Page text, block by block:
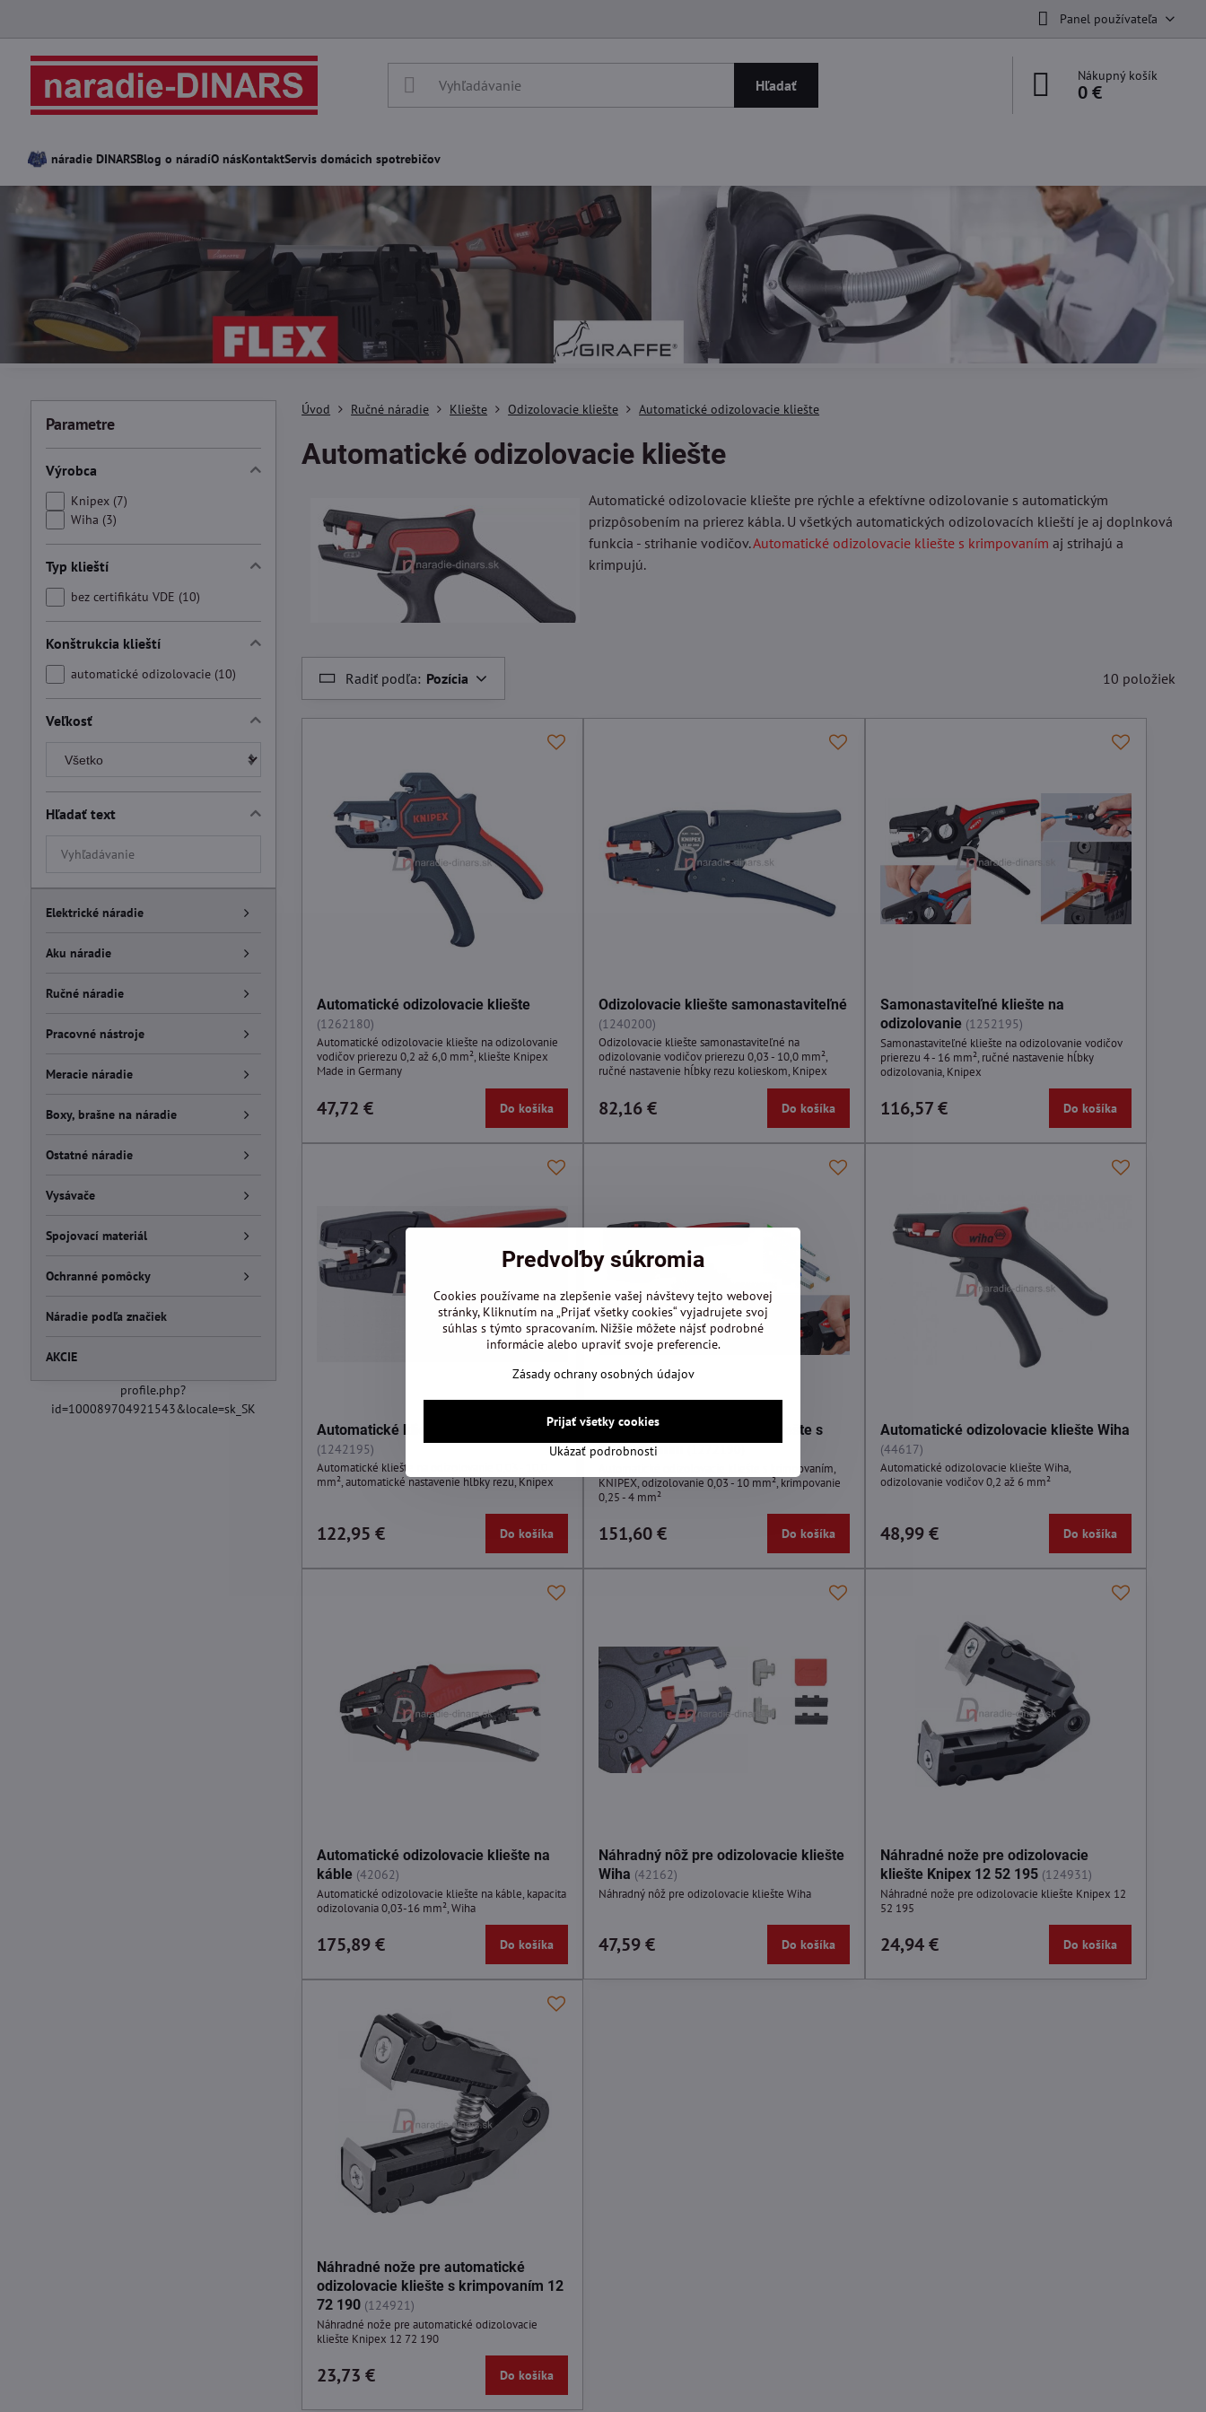
Panel používateľa
Hľadať
Nákupný košík
0 €
náradie DINARSBlog o náradíO násKontaktServis domácich spotrebičov
Úvod Ručné náradie Kliešte Odizolovacie kliešte Automatické odizolovacie kliešte
Automatické odizolovacie kliešte
Automatické odizolovacie kliešte pre rýchle a efektívne odizolovanie s automatickým
prizpôsobením na prierez kábla. U všetkých automatických odizolovacích klieští je aj doplnková
funkcia - strihanie vodičov.Automatické odizolovacie kliešte s krimpovaním aj strihajú a
krimpujú.
Radiť podľa: Pozícia 10 položiek
Automatické odizolovacie kliešte
(1262180)
Automatické odizolovacie kliešte na odizolovanie
vodičov prierezu 0,2 až 6,0 mm², kliešte Knipex
Made in Germany
47,72 € Do košíka
Odizolovacie kliešte samonastaviteľné
(1240200)
Odizolovacie kliešte samonastaviteľné na
odizolovanie vodičov prierezu 0,03 - 10,0 mm²,
ručné nastavenie hĺbky rezu kolieskom, Knipex
82,16 € Do košíka
Samonastaviteľné kliešte na
odizolovanie (1252195)
Samonastaviteľné kliešte na odizolovanie vodičov
prierezu 4 - 16 mm², ručné nastavenie hĺbky
odizolovania, Knipex
116,57 € Do košíka
Automatické kliešte na odizolovanie
(1242195)
Automatické kliešte na odizolovanie 0,03 - 10,0
mm², automatické nastavenie hĺbky rezu, Knipex
122,95 € Do košíka
Automatické odizolovacie kliešte s
krimpovaním
Automatické odizolovacie kliešte s krimpovaním,
KNIPEX, odizolovanie 0,03 - 10 mm², krimpovanie
0,25 - 4 mm²
151,60 € Do košíka
Automatické odizolovacie kliešte Wiha
(44617)
Automatické odizolovacie kliešte Wiha,
odizolovanie vodičov 0,2 až 6 mm²
48,99 € Do košíka
Automatické odizolovacie kliešte na
káble (42062)
Automatické odizolovacie kliešte na káble, kapacita
odizolovania 0,03-16 mm², Wiha
175,89 € Do košíka
Náhradný nôž pre odizolovacie kliešte
Wiha (42162)
Náhradný nôž pre odizolovacie kliešte Wiha
47,59 € Do košíka
Náhradné nože pre odizolovacie
kliešte Knipex 12 52 195 (124931)
Náhradné nože pre odizolovacie kliešte Knipex 12
52 195
24,94 € Do košíka
Náhradné nože pre automatické
odizolovacie kliešte s krimpovaním 12
72 190 (124921)
Náhradné nože pre automatické odizolovacie
kliešte Knipex 12 72 190
23,73 € Do košíka
Parametre
Výrobca
Knipex (7)
Wiha (3)
Typ klieští
bez certifikátu VDE (10)
Konštrukcia klieští
automatické odizolovacie (10)
Veľkosť
Hľadať text
Prehľadať
výsledky
filtra
fulltextom
Elektrické náradie
Aku náradie
Ručné náradie
Pracovné nástroje
Meracie náradie
Boxy, brašne na náradie
Ostatné náradie
Vysávače
Spojovací materiál
Ochranné pomôcky
Náradie podľa značiek
AKCIE
profile.php?
id=100089704921543&locale=sk_SK
Predvoľby súkromia
Cookies používame na zlepšenie vašej návštevy tejto webovej
stránky, Kliknutím na „Prijať všetky cookies“ vyjadrujete svoj
súhlas s týmto spracovaním. Nižšie môžete nájsť podrobné
informácie alebo upraviť svoje preferencie.
Zásady ochrany osobných údajov
Ukázať podrobnosti
Prijať všetky cookies